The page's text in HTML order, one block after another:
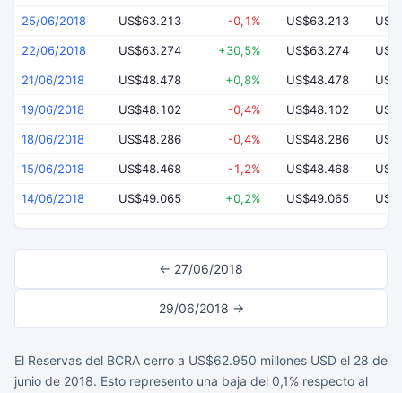
25/06/2018 US$63.213 -0,1% US$63.213
22/06/2018 US$63.274 +30,5% US$63.274
21/06/2018 US$48.478 +0,8% US$48.478
19/06/2018 US$48.102 -0,4% US$48.102
18/06/2018 US$48.286 -0,4% US$48.286
15/06/2018 US$48.468 -1,2% US$48.468
14/06/2018 US$49.065 +0,2% US$49.065
← 27/06/2018
29/06/2018 →
El Reservas del BCRA cerro a US$62.950 millones USD el 28 de
junio de 2018. Esto represento una baja del 0,1% respecto al